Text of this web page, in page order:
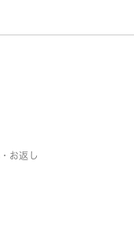
出産内祝い
お返し